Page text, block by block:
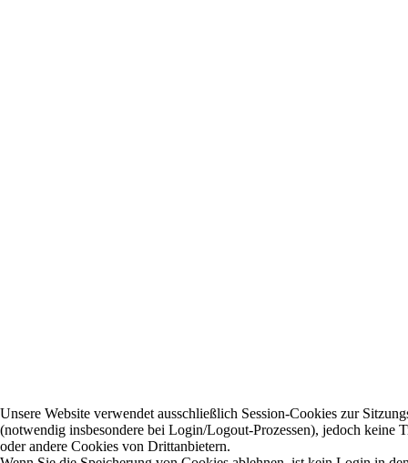
Unsere Website verwendet ausschließlich Session-Cookies zur
(notwendig insbesondere bei Login/Logout-Prozessen), jedoch keine
oder andere Cookies von Drittanbietern.